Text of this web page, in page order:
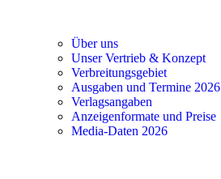
Über uns
Unser Vertrieb & Konzept
Verbreitungsgebiet
Ausgaben und Termine 2026
Verlagsangaben
Anzeigenformate und Preise
Media-Daten 2026